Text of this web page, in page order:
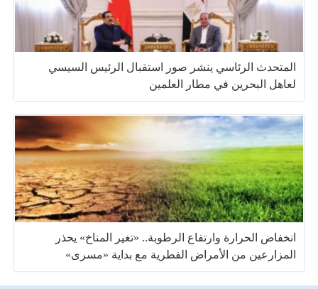
المتحدث الرئاسي ينشر صور استقبال الرئيس السيسي
لعاهل البحرين في مطار العلمين
انخفاض الحرارة وارتفاع الرطوبة.. «تغير المناخ» يحذر
المزارعين من الأمراض الفطرية مع بداية «مسرى»